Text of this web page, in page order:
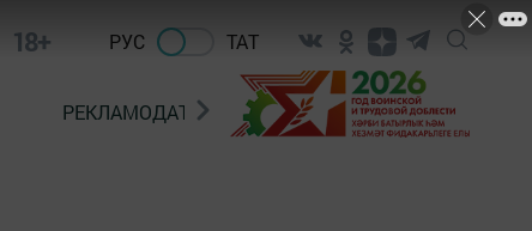
18+ РУС ТАТ
РЕКЛАМОДАТЕЛЯМ